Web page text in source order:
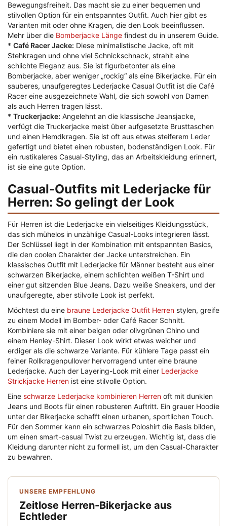
Bewegungsfreiheit. Das macht sie zu einer bequemen und
stilvollen Option für ein entspanntes Outfit. Auch hier gibt es
Varianten mit oder ohne Kragen, die den Look beeinflussen.
Mehr über die Bomberjacke Länge findest du in unserem Guide.
* Café Racer Jacke: Diese minimalistische Jacke, oft mit
Stehkragen und ohne viel Schnickschnack, strahlt eine
schlichte Eleganz aus. Sie ist figurbetonter als eine
Bomberjacke, aber weniger „rockig“ als eine Bikerjacke. Für ein
sauberes, unaufgeregtes Lederjacke Casual Outfit ist die Café
Racer eine ausgezeichnete Wahl, die sich sowohl von Damen
als auch Herren tragen lässt.
* Truckerjacke: Angelehnt an die klassische Jeansjacke,
verfügt die Truckerjacke meist über aufgesetzte Brusttaschen
und einen Hemdkragen. Sie ist oft aus etwas steiferem Leder
gefertigt und bietet einen robusten, bodenständigen Look. Für
ein rustikaleres Casual-Styling, das an Arbeitskleidung erinnert,
ist sie eine gute Option.
Casual-Outfits mit Lederjacke für
Herren: So gelingt der Look
Für Herren ist die Lederjacke ein vielseitiges Kleidungsstück,
das sich mühelos in unzählige Casual-Looks integrieren lässt.
Der Schlüssel liegt in der Kombination mit entspannten Basics,
die den coolen Charakter der Jacke unterstreichen. Ein
klassisches Outfit mit Lederjacke für Männer besteht aus einer
schwarzen Bikerjacke, einem schlichten weißen T-Shirt und
einer gut sitzenden Blue Jeans. Dazu weiße Sneakers, und der
unaufgeregte, aber stilvolle Look ist perfekt.
Möchtest du eine braune Lederjacke Outfit Herren stylen, greife
zu einem Modell im Bomber- oder Café Racer Schnitt.
Kombiniere sie mit einer beigen oder olivgrünen Chino und
einem Henley-Shirt. Dieser Look wirkt etwas weicher und
erdiger als die schwarze Variante. Für kühlere Tage passt ein
feiner Rollkragenpullover hervorragend unter eine braune
Lederjacke. Auch der Layering-Look mit einer Lederjacke
Strickjacke Herren ist eine stilvolle Option.
Eine schwarze Lederjacke kombinieren Herren oft mit dunklen
Jeans und Boots für einen robusteren Auftritt. Ein grauer Hoodie
unter der Bikerjacke schafft einen urbanen, sportlichen Touch.
Für den Sommer kann ein schwarzes Poloshirt die Basis bilden,
um einen smart-casual Twist zu erzeugen. Wichtig ist, dass die
Kleidung darunter nicht zu formell ist, um den Casual-Charakter
zu bewahren.
UNSERE EMPFEHLUNG
Zeitlose Herren-Bikerjacke aus
Echtleder